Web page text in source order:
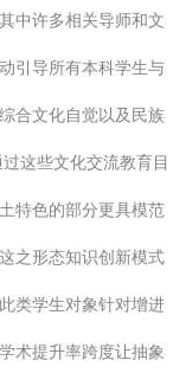
中许多相关导师和文
引导所有本科学生与
合文化自觉以及民族
这些文化交流教育目
特色的部分更具模范
之形态知识创新模式
类学生对象针对增进
术提升率跨度让抽象